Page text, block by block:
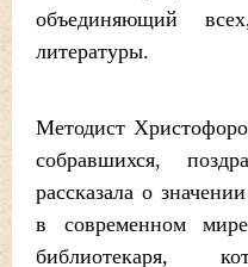
объединяющий
литературы.
Методист
собравшихся,
рассказала о
в современном
библиотекаря,